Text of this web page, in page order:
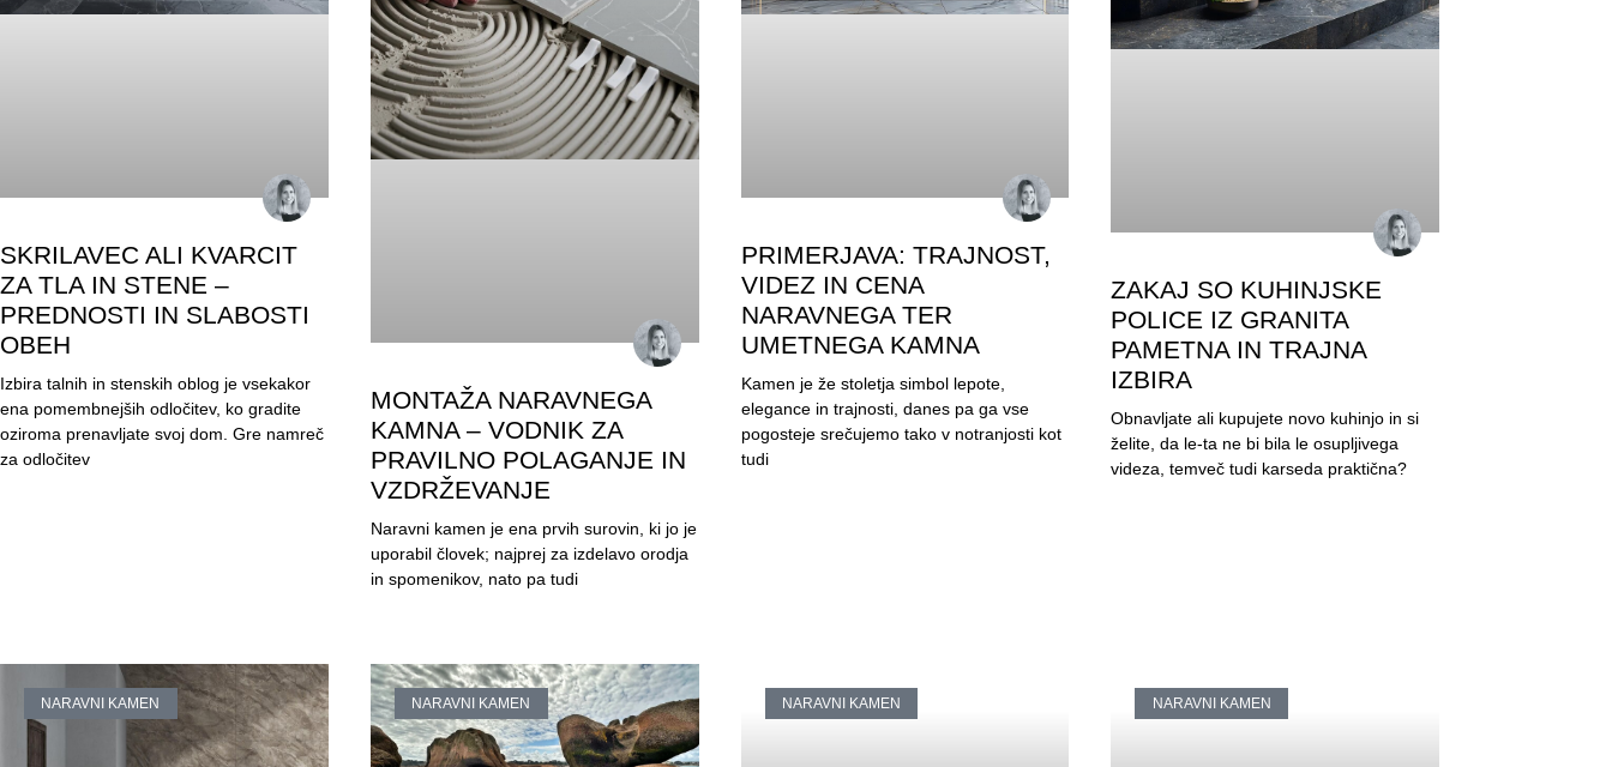
SKRILAVEC ALI KVARCIT
ZA TLA IN STENE –
PREDNOSTI IN SLABOSTI
OBEH
Izbira talnih in stenskih oblog je vsekakor
ena pomembnejših odločitev, ko gradite
oziroma prenavljate svoj dom. Gre namreč
za odločitev
MONTAŽA NARAVNEGA
KAMNA – VODNIK ZA
PRAVILNO POLAGANJE IN
VZDRŽEVANJE
Naravni kamen je ena prvih surovin, ki jo je
uporabil človek; najprej za izdelavo orodja
in spomenikov, nato pa tudi
PRIMERJAVA: TRAJNOST,
VIDEZ IN CENA
NARAVNEGA TER
UMETNEGA KAMNA
Kamen je že stoletja simbol lepote,
elegance in trajnosti, danes pa ga vse
pogosteje srečujemo tako v notranjosti kot
tudi
ZAKAJ SO KUHINJSKE
POLICE IZ GRANITA
PAMETNA IN TRAJNA
IZBIRA
Obnavljate ali kupujete novo kuhinjo in si
želite, da le-ta ne bi bila le osupljivega
videza, temveč tudi karseda praktična?
NARAVNI KAMEN NARAVNI KAMEN NARAVNI KAMEN NARAVNI KAMEN